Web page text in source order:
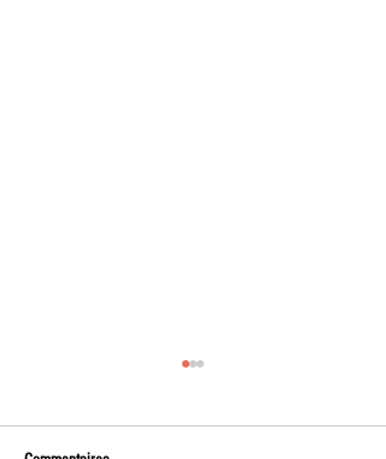
🌱 Vente à la ferme – Vendredi soir